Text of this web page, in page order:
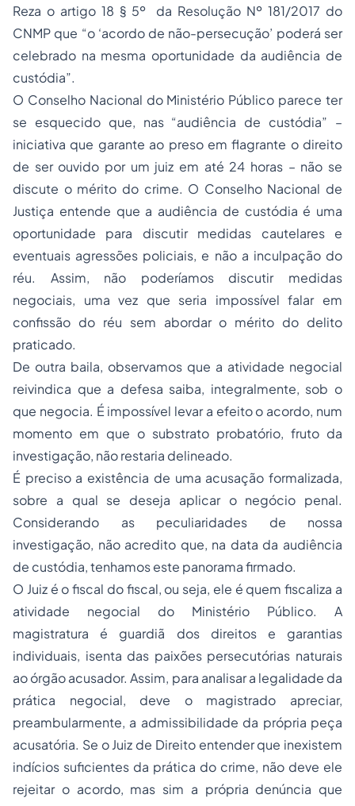
Reza o artigo 18 § 5º da Resolução Nº 181/2017 do
CNMP que “o ‘acordo de não-persecução’ poderá ser
celebrado na mesma oportunidade da audiência de
custódia”.
O Conselho Nacional do Ministério Público parece ter
se esquecido que, nas “audiência de custódia” –
iniciativa que garante ao preso em flagrante o direito
de ser ouvido por um juiz em até 24 horas – não se
discute o mérito do crime. O Conselho Nacional de
Justiça entende que a audiência de custódia é uma
oportunidade para discutir medidas cautelares e
eventuais agressões policiais, e não a inculpação do
réu. Assim, não poderíamos discutir medidas
negociais, uma vez que seria impossível falar em
confissão do réu sem abordar o mérito do delito
praticado.
De outra baila, observamos que a atividade negocial
reivindica que a defesa saiba, integralmente, sob o
que negocia. É impossível levar a efeito o acordo, num
momento em que o substrato probatório, fruto da
investigação, não restaria delineado.
É preciso a existência de uma acusação formalizada,
sobre a qual se deseja aplicar o negócio penal.
Considerando as peculiaridades de nossa
investigação, não acredito que, na data da audiência
de custódia, tenhamos este panorama firmado.
O Juiz é o fiscal do fiscal, ou seja, ele é quem fiscaliza a
atividade negocial do Ministério Público. A
magistratura é guardiã dos direitos e garantias
individuais, isenta das paixões persecutórias naturais
ao órgão acusador. Assim, para analisar a legalidade da
prática negocial, deve o magistrado apreciar,
preambularmente, a admissibilidade da própria peça
acusatória. Se o Juiz de Direito entender que inexistem
indícios suficientes da prática do crime, não deve ele
rejeitar o acordo, mas sim a própria denúncia que